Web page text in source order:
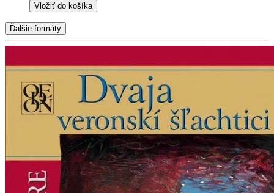
Vložiť do košíka
Ďalšie formáty